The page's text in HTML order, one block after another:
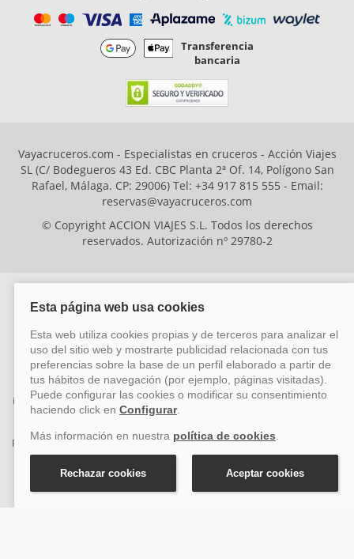
Transferencia
bancaria
Vayacruceros.com - Especialistas en cruceros - Acción Viajes
SL (C/ Bodegueros 43 Ed. CBC Planta 2ª Of. 14, Polígono San
Rafael, Málaga. CP: 29006) Tel: +34 917 815 555 - Email:
reservas@vayacruceros.com
© Copyright ACCION VIAJES S.L. Todos los derechos
reservados. Autorización nº 29780-2
ACCION VIAJES SL ha sido beneficiaria del Fondo Europeo de Desarrollo
Regional (FEDER), cuyo objetivo es mejorar la competitividad de las pymes
mediante el impulso de la innovación, el desarrollo tecnológico, la
investigación de calidad y el uso seguro y fiable del ciberespacio. Gracias a
esta financiación, la empresa ha puesto en marcha un Plan de Acción
promoviendo la innovación y la ciberseguridad. Para ello, ha contado con el
apoyo de los programas Pyme Innova y Pyme Cibersegura de la Cámara
de Comercio de Málaga. #EuropaSeSiente